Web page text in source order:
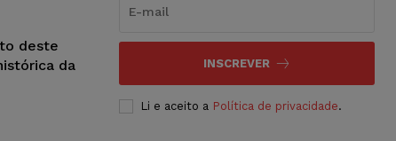
deste
da
INSCREVER
Li e aceito a Política de privacidade.